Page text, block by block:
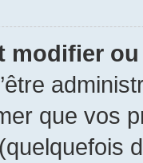
modifier
que vos